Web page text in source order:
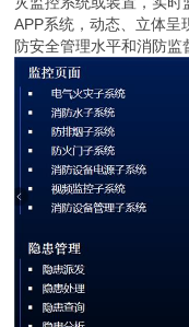
APP系统，动态、立体呈
防安全管理水平和消防监